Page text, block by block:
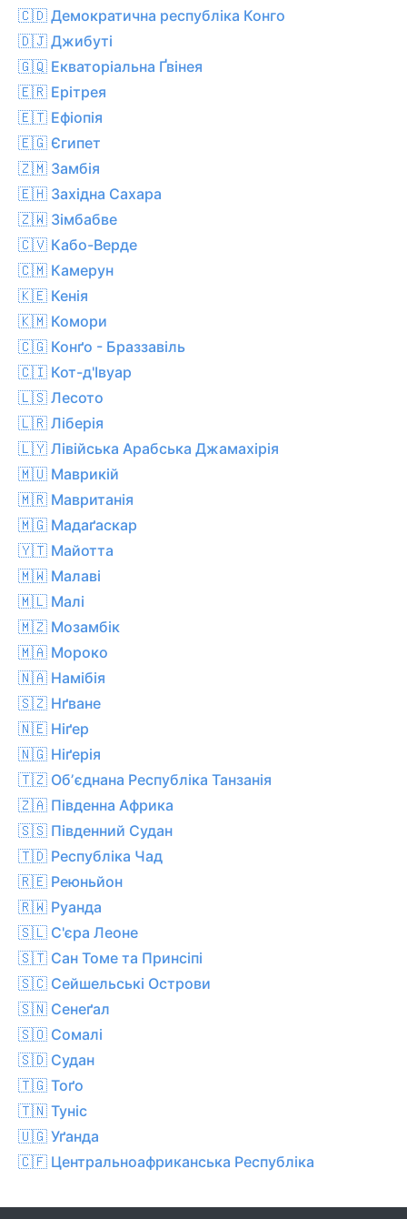
🇨🇩 Демократична республіка Конго
🇩🇯 Джибуті
🇬🇶 Екваторіальна Ґвінея
🇪🇷 Ерітрея
🇪🇹 Ефіопія
🇪🇬 Єгипет
🇿🇲 Замбія
🇪🇭 Західна Сахара
🇿🇼 Зімбабве
🇨🇻 Кабо-Верде
🇨🇲 Камерун
🇰🇪 Кенія
🇰🇲 Комори
🇨🇬 Конґо - Браззавіль
🇨🇮 Кот-д'Івуар
🇱🇸 Лесото
🇱🇷 Ліберія
🇱🇾 Лівійська Арабська Джамахірія
🇲🇺 Маврикій
🇲🇷 Мавританія
🇲🇬 Мадаґаскар
🇾🇹 Майотта
🇲🇼 Малаві
🇲🇱 Малі
🇲🇿 Мозамбік
🇲🇦 Мороко
🇳🇦 Намібія
🇸🇿 Нґване
🇳🇪 Ніґер
🇳🇬 Ніґерія
🇹🇿 Обʼєднана Республіка Танзанія
🇿🇦 Південна Африка
🇸🇸 Південний Судан
🇹🇩 Республіка Чад
🇷🇪 Реюньйон
🇷🇼 Руанда
🇸🇱 С'єра Леоне
🇸🇹 Сан Томе та Принсіпі
🇸🇨 Сейшельські Острови
🇸🇳 Сенеґал
🇸🇴 Сомалі
🇸🇩 Судан
🇹🇬 Тоґо
🇹🇳 Туніс
🇺🇬 Уґанда
🇨🇫 Центральноафриканська Республіка